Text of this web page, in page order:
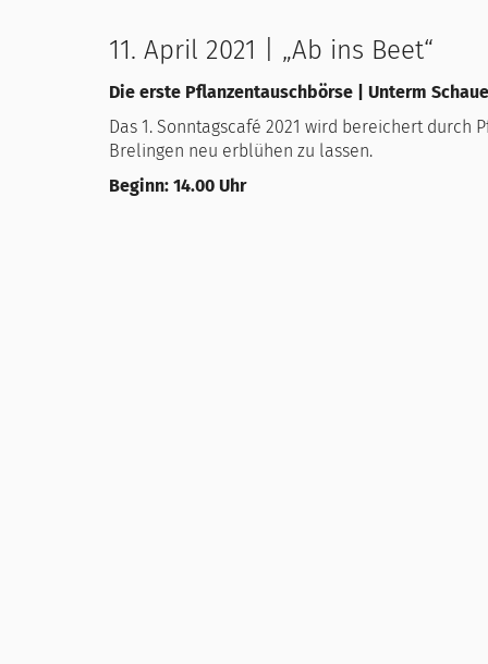
11. April 2021 | „Ab ins Beet“
Die erste Pflanzentauschbörse | Unterm
Das 1. Sonntagscafé 2021 wird bereichert durch
Brelingen neu erblühen zu lassen.
Beginn: 14.00 Uhr